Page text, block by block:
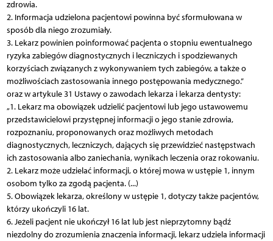
zdrowia.
2. Informacja udzielona pacjentowi powinna być sformułowana w
sposób dla niego zrozumiały.
3. Lekarz powinien poinformować pacjenta o stopniu ewentualnego
ryzyka zabiegów diagnostycznych i leczniczych i spodziewanych
korzyściach związanych z wykonywaniem tych zabiegów, a także o
możliwościach zastosowania innego postępowania medycznego.”
oraz w artykule 31 Ustawy o zawodach lekarza i lekarza dentysty:
„1. Lekarz ma obowiązek udzielić pacjentowi lub jego ustawowemu
przedstawicielowi przystępnej informacji o jego stanie zdrowia,
rozpoznaniu, proponowanych oraz możliwych metodach
diagnostycznych, leczniczych, dających się przewidzieć następstwach
ich zastosowania albo zaniechania, wynikach leczenia oraz rokowaniu.
2. Lekarz może udzielać informacji, o której mowa w ustępie 1, innym
osobom tylko za zgodą pacjenta. (...)
5. Obowiązek lekarza, określony w ustępie 1, dotyczy także pacjentów,
którzy ukończyli 16 lat.
6. Jeżeli pacjent nie ukończył 16 lat lub jest nieprzytomny bądź
niezdolny do zrozumienia znaczenia informacji, lekarz udziela informacji